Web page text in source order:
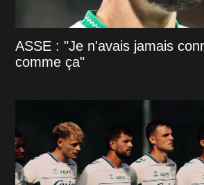
ASSE : "Je n'avais jamais
comme ça"